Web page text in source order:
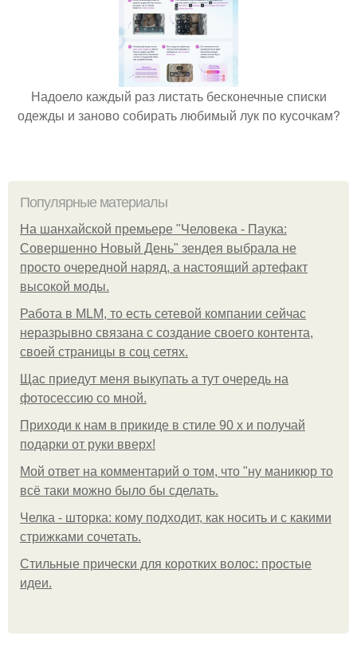
Надоело каждый раз листать бесконечные списки
одежды и заново собирать любимый лук по кусочкам?
Популярные материалы
На шанхайской премьере "Человека - Паука:
Совершенно Новый День" зендея выбрала не
просто очередной наряд, а настоящий артефакт
высокой моды.
Работа в MLM, то есть сетевой компании сейчас
неразрывно связана с создание своего контента,
своей страницы в соц сетях.
Щас приедут меня выкупать а тут очередь на
фотосессию со мной.
Приходи к нам в прикиде в стиле 90 х и получай
подарки от руки вверх!
Мой ответ на комментарий о том, что "ну маникюр то
всё таки можно было бы сделать.
Челка - шторка: кому подходит, как носить и с какими
стрижками сочетать.
Стильные прически для коротких волос: простые
идеи.